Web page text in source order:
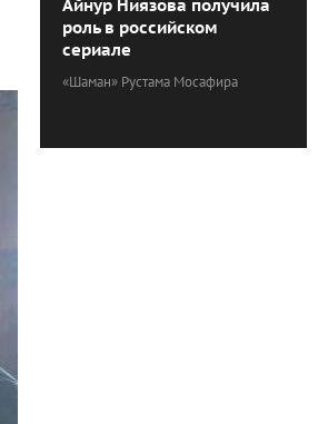
Айнур Ниязова получила
роль в российском
сериале
«Шаман» Рустама Мосафира